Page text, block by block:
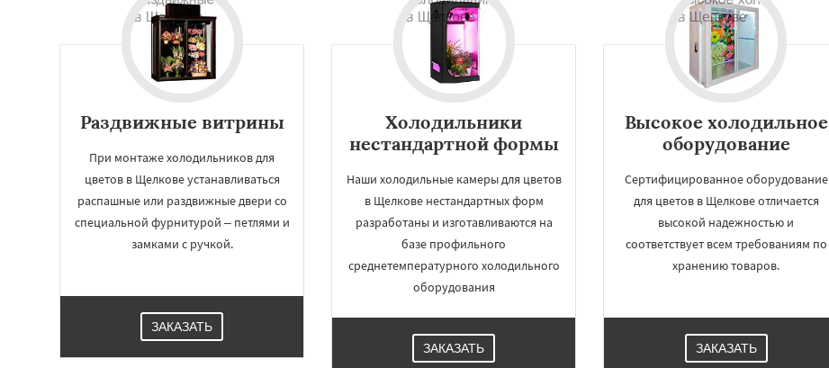
Раздвижные витрины
При монтаже холодильников для
цветов в Щелкове устанавливаться
распашные или раздвижные двери со
специальной фурнитурой – петлями и
замками с ручкой.
ЗАКАЗАТЬ
Холодильники
нестандартной формы
Наши холодильные камеры для цветов
в Щелкове нестандартных форм
разработаны и изготавливаются на
базе профильного
среднетемпературного холодильного
оборудования
ЗАКАЗАТЬ
Высокое холодильное
оборудование
Сертифицированное оборудование
для цветов в Щелкове отличается
высокой надежностью и
соответствует всем требованиям по
хранению товаров.
ЗАКАЗАТЬ